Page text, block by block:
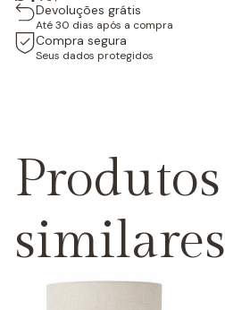
Devoluções grátis
Até 30 dias após a compra
Compra segura
Seus dados protegidos
Produtos
similares